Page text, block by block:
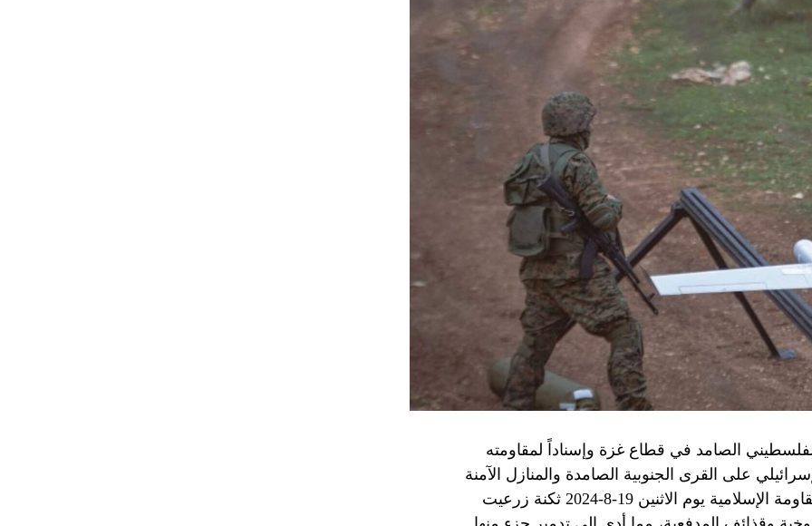
الصامد في قطاع غزة وإسناداً لمقاومته
على القرى الجنوبية الصامدة والمنازل الآمنة
وخصوصاً في بلدة باتوليه، استهدف مجاهدو المقاومة الإسلامية يوم الاثنين 19-8-2024 ثكنة زرعيت